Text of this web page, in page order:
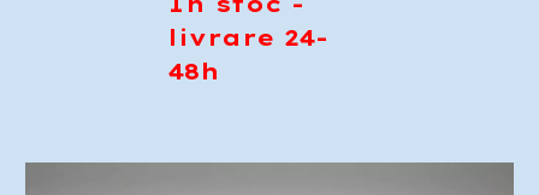
livrare 24-
48h